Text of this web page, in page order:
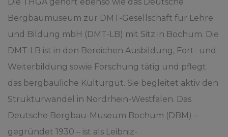
Bergbaumuseum zur DMT-Gesellschaft für Lehre
und Bildung mbH (DMT-LB) mit Sitz in Bochum. Die
DMT-LB ist in den Bereichen Ausbildung, Fort- und
Weiterbildung sowie Forschung tätig und pflegt
das bergbauliche Kulturgut. Sie begleitet aktiv den
Strukturwandel in Nordrhein-Westfalen. Das
Deutsche Bergbau-Museum Bochum (DBM) –
gegründet 1930 – ist als Leibniz-